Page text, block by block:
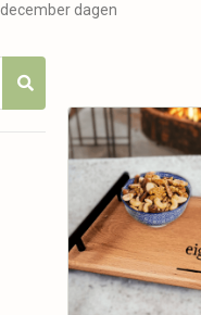
december dagen